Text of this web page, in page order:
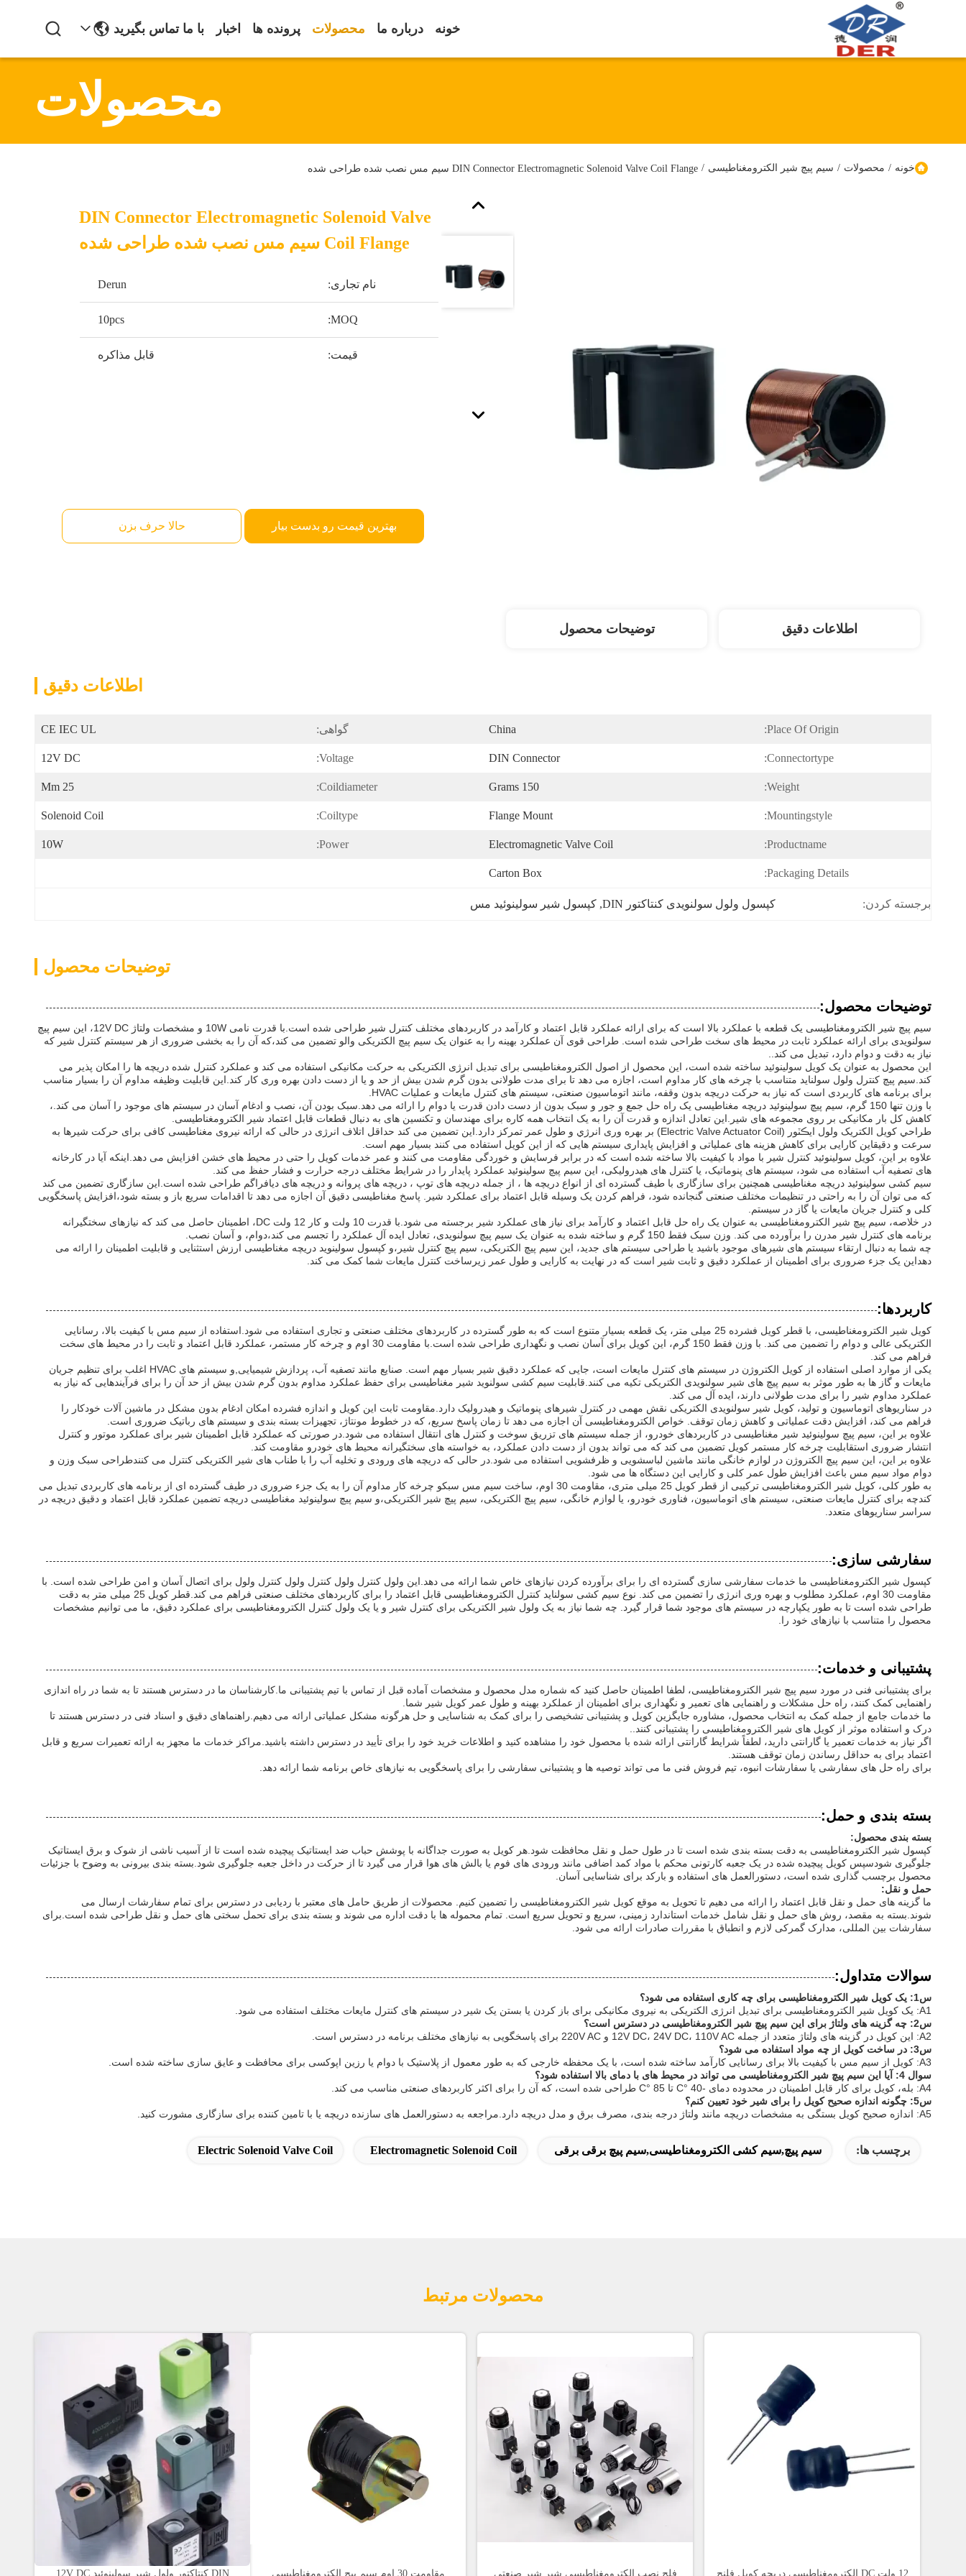
خونه درباره ما محصولات پرونده ها اخبار با ما تماس بگیرید
محصولات
خونه / محصولات / سیم پیچ شیر الکترومغناطیسی / DIN Connector Electromagnetic Solenoid Valve Coil Flange سیم مس نصب شده طراحی شده
DIN Connector Electromagnetic Solenoid Valve
Coil Flange سیم مس نصب شده طراحی شده
نام تجاری: Derun
MOQ:
10pcs
قیمت: قابل مذاکره
بهترین قیمت رو بدست بیار حالا حرف بزن
اطلاعات دقیق توضیحات محصول
اطلاعات دقیق
Place Of Origin:
China گواهی: CE IEC UL
Connectortype:
DIN Connector
Voltage:
12V DC
Weight:
150 Grams
Coildiameter:
25 Mm
Mountingstyle:
Flange Mount
Coiltype:
Solenoid Coil
Productname:
Electromagnetic Valve Coil
Power:
10W
Packaging Details:
Carton Box
برجسته کردن: کپسول ولول سولنویدی کنتاکتور DIN , کپسول شیر سولینوئید مس
توضیحات محصول
توضیحات محصول:
سیم پیچ شیر الکترومغناطیسی یک قطعه با عملکرد بالا است که برای ارائه عملکرد قابل اعتماد و کارآمد در کاربردهای مختلف کنترل شیر طراحی شده است.با قدرت نامی 10W و مشخصات ولتاژ 12V DC، این سیم پیچ
سولنویدی برای ارائه عملکرد ثابت در محیط های سخت طراحی شده است. طراحی قوی آن عملکرد بهینه را به عنوان یک سیم پیچ الکتریکی والو تضمین می کند،که آن را به بخشی ضروری از هر سیستم کنترل شیر که
نیاز به دقت و دوام دارد، تبدیل می کند..
این محصول به عنوان یک کویل سولینوئید ساخته شده است، این محصول از اصول الکترومغناطیسی برای تبدیل انرژی الکتریکی به حرکت مکانیکی استفاده می کند و عملکرد کنترل شده دریچه ها را امکان پذیر می
کند.سیم پیچ کنترل ولول سولناید متناسب با چرخه های کار مداوم است، اجازه می دهد تا برای مدت طولانی بدون گرم شدن بیش از حد و یا از دست دادن بهره وری کار کند.این قابلیت وظیفه مداوم آن را بسیار مناسب
برای برنامه های کاربردی است که نیاز به حرکت دریچه بدون وقفه، مانند اتوماسیون صنعتی، سیستم های کنترل مایعات و عملیات HVAC.
با وزن تنها 150 گرم، سیم پیچ سولینوئید دریچه مغناطیسی یک راه حل جمع و جور و سبک بدون از دست دادن قدرت یا دوام را ارائه می دهد.سبک بودن آن، نصب و ادغام آسان در سیستم های موجود را آسان می کند.،
کاهش کل بار مکانیکی بر روی مجموعه های شیر.این تعادل اندازه و قدرت آن را به یک انتخاب همه کاره برای مهندسان و تکنسین های به دنبال قطعات قابل اعتماد شیر الکترومغناطیسی.
طراحي کویل الکتريک ولول ايڪٽور (Electric Valve Actuator Coil) بر بهره وری انرژي و طول عمر تمرکز دارد.این تضمین می کند حداقل اتلاف انرژی در حالی که ارائه نیروی مغناطیسی کافی برای حرکت شیرها به
سرعت و دقیقاین کارایی برای کاهش هزینه های عملیاتی و افزایش پایداری سیستم هایی که از این کویل استفاده می کنند بسیار مهم است.
علاوه بر این، کویل سولینوئید کنترل شیر با مواد با کیفیت بالا ساخته شده است که در برابر فرسایش و خوردگی مقاومت می کنند و عمر خدمات کویل را حتی در محیط های خشن افزایش می دهد.اینکه آیا در کارخانه
های تصفیه آب استفاده می شود، سیستم های پنوماتیک، یا کنترل های هیدرولیکی، این سیم پیچ سولینوئید عملکرد پایدار را در شرایط مختلف درجه حرارت و فشار حفظ می کند.
سیم کشی سولینوئید دریچه مغناطیسی همچنین برای سازگاری با طیف گسترده ای از انواع دریچه ها ، از جمله دریچه های توپ ، دریچه های پروانه و دریچه های دیافراگم طراحی شده است.این سازگاری تضمین می کند
که می توان آن را به راحتی در تنظیمات مختلف صنعتی گنجانده شود، فراهم کردن یک وسیله قابل اعتماد برای عملکرد شیر. پاسخ مغناطیسی دقیق آن اجازه می دهد تا اقدامات سریع باز و بسته شود،افزایش پاسخگویی
کلی و کنترل جریان مایعات یا گاز در سیستم.
در خلاصه، سیم پیچ شیر الکترومغناطیسی به عنوان یک راه حل قابل اعتماد و کارآمد برای نیاز های عملکرد شیر برجسته می شود.با قدرت 10 ولت و کار 12 ولت DC، اطمینان حاصل می کند که نیازهای سختگیرانه
برنامه های کنترل شیر مدرن را برآورده می کند. وزن سبک فقط 150 گرم و ساخته شده به عنوان یک سیم پیچ سولنویدی، تعادل ایده آل عملکرد را تجسم می کند،دوام، و آسان نصب.
چه شما به دنبال ارتقاء سیستم های شیرهای موجود باشید یا طراحی سیستم های جدید، این سیم پیچ الکتریکی، سیم پیچ کنترل شیر،و کپسول سولینوید دریچه مغناطیسی ارزش استثنایی و قابلیت اطمینان را ارائه می
دهداین یک جزء ضروری برای اطمینان از عملکرد دقیق و ثابت شیر است که در نهایت به کارایی و طول عمر زیرساخت کنترل مایعات شما کمک می کند.
کاربردها:
کویل شیر الکترومغناطیسی، با قطر کویل فشرده 25 میلی متر، یک قطعه بسیار متنوع است که به طور گسترده در کاربردهای مختلف صنعتی و تجاری استفاده می شود.استفاده از سیم مس با کیفیت بالا، رسانایی
الکتریکی عالی و دوام را تضمین می کند. با وزن فقط 150 گرم، این کویل برای آسان نصب و نگهداری طراحی شده است.با مقاومت 30 اوم و چرخه کار مستمر، عملکرد قابل اعتماد و ثابت را در محیط های سخت
فراهم می کند.
یکی از موارد اصلی استفاده از کویل الکتروژن در سیستم های کنترل مایعات است، جایی که عملکرد دقیق شیر بسیار مهم است. صنایع مانند تصفیه آب، پردازش شیمیایی,و سیستم های HVAC اغلب برای تنظیم جریان
مایعات و گاز ها به طور موثر به سیم پیچ های شیر سولنویدی الکتریکی تکیه می کنند.قابلیت سیم کشی سولنوید شیر مغناطیسی برای حفظ عملکرد مداوم بدون گرم شدن بیش از حد آن را برای فرآیندهایی که نیاز به
عملکرد مداوم شیر را برای مدت طولانی دارند، ایده آل می کند.
در سناریوهای اتوماسیون و تولید، کویل شیر سولنویدی الکتریکی نقش مهمی در کنترل شیرهای پنوماتیک و هیدرولیک دارد.مقاومت ثابت این کویل و اندازه فشرده امکان ادغام بدون مشکل در ماشین آلات خودکار را
فراهم می کند، افزایش دقت عملیاتی و کاهش زمان توقف. خواص الکترومغناطیسی آن اجازه می دهد تا زمان پاسخ سریع، که در خطوط مونتاژ، تجهیزات بسته بندی و سیستم های رباتیک ضروری است.
علاوه بر این، سیم پیچ سولینوئید شیر مغناطیسی در کاربردهای خودرو، از جمله سیستم های تزریق سوخت و کنترل های انتقال استفاده می شود.در صورتی که عملکرد قابل اطمینان شیر برای عملکرد موتور و کنترل
انتشار ضروری استقابلیت چرخه کار مستمر کویل تضمین می کند که می تواند بدون از دست دادن عملکرد، به خواسته های سختگیرانه محیط های خودرو مقاومت کند.
علاوه بر این، این سیم پیچ الکتروژن در لوازم خانگی مانند ماشین لباسشویی و ظرفشویی استفاده می شود.در حالی که دریچه های ورودی و تخلیه آب را با طناب های شیر الکتریکی کنترل می کنندطراحی سبک وزن و
دوام مواد سیم مس باعث افزایش طول عمر کلی و کارایی این دستگاه ها می شود.
به طور کلی، کویل شیر الکترومغناطیسی ترکیبی از قطر کویل 25 میلی متری، مقاومت 30 اوم، ساخت سیم مس سبکو چرخه کار مداوم آن را به یک جزء ضروری در طیف گسترده ای از برنامه های کاربردی تبدیل می
کندچه برای کنترل مایعات صنعتی، سیستم های اتوماسیون، فناوری خودرو، یا لوازم خانگی، سیم پیچ الکتریکی، سیم پیچ شیر الکتریکی،و سیم پیچ سولینوئید مغناطیسی دریچه تضمین عملکرد قابل اعتماد و دقیق دریچه در
سراسر سناریوهای متعدد.
سفارشی سازی:
کپسول شیر الکترومغناطیسی ما خدمات سفارشی سازی گسترده ای را برای برآورده کردن نیازهای خاص شما ارائه می دهد.این ولول کنترل ولول کنترل ولول کنترل ولول برای اتصال آسان و امن طراحی شده است. با
مقاومت 30 اوم، عملکرد مطلوب و بهره وری انرژی را تضمین می کند. نوع سیم کشی سولناید کنترل الکترومغناطیسی قابل اعتماد را برای کاربردهای مختلف صنعتی فراهم می کند.قطر کویل 25 میلی متر به دقت
طراحی شده است تا به طور یکپارچه در سیستم های موجود شما قرار گیرد. چه شما نیاز به یک ولول شیر الکتریکی برای کنترل شیر و یا یک ولول کنترل الکترومغناطیسی برای عملکرد دقیق، ما می توانیم مشخصات
محصول را متناسب با نیازهای خود را.
پشتیبانی و خدمات:
برای پشتیبانی فنی در مورد سیم پیچ شیر الکترومغناطیسی، لطفا اطمینان حاصل کنید که شماره مدل محصول و مشخصات آماده قبل از تماس با تیم پشتیبانی ما.کارشناسان ما در دسترس هستند تا به شما در راه اندازی
راهنمایی کمک کنند، راه حل مشکلات و راهنمایی های تعمیر و نگهداری برای اطمینان از عملکرد بهینه و طول عمر کویل شیر شما.
ما خدمات جامع از جمله کمک به انتخاب محصول، مشاوره جایگزین کویل و پشتیبانی تشخیصی را برای کمک به شناسایی و حل هرگونه مشکل عملیاتی ارائه می دهیم.راهنماهای دقیق و اسناد فنی در دسترس هستند تا
درک و استفاده موثر از کویل های شیر الکترومغناطیسی را پشتیبانی کنند..
اگر نیاز به خدمات تعمیر یا گارانتی دارید، لطفاً شرایط گارانتی ارائه شده با محصول خود را مشاهده کنید و اطلاعات خرید خود را برای تأیید در دسترس داشته باشید.مراکز خدمات ما مجهز به ارائه تعمیرات سریع و قابل
اعتماد برای به حداقل رساندن زمان توقف هستند.
برای راه حل های سفارشی یا سفارشات انبوه، تیم فروش فنی ما می تواند توصیه ها و پشتیبانی سفارشی را برای پاسخگویی به نیازهای خاص برنامه شما ارائه دهد.
بسته بندی و حمل:
بسته بندی محصول:
کپسول شیر الکترومغناطیسی به دقت بسته بندی شده است تا در طول حمل و نقل محافظت شود.هر کویل به صورت جداگانه با پوشش حباب ضد ایستاتیک پیچیده شده است تا از آسیب ناشی از شوک و برق ایستاتیک
جلوگیری شودسپس کویل پیچیده شده در یک جعبه کارتونی محکم با مواد کمد اضافی مانند ورودی های فوم یا بالش های هوا قرار می گیرد تا از حرکت در داخل جعبه جلوگیری شود.بسته بندی بیرونی به وضوح با جزئیات
محصول برچسب گذاری شده است، دستورالعمل های استفاده و بارکد برای شناسایی آسان.
حمل و نقل:
ما گزینه های حمل و نقل قابل اعتماد را ارائه می دهیم تا تحویل به موقع کویل شیر الکترومغناطیسی را تضمین کنیم. محصولات از طریق حامل های معتبر با ردیابی در دسترس برای تمام سفارشات ارسال می
شوند.بسته به مقصد، روش های حمل و نقل شامل خدمات استاندارد زمینی، سریع و تحویل سریع است. تمام محموله ها با دقت اداره می شوند و بسته بندی برای تحمل سختی های حمل و نقل طراحی شده است.برای
سفارشات بین المللی، مدارک گمرکی لازم و انطباق با مقررات صادرات ارائه می شود.
سوالات متداول:
س1: یک کویل شیر الکترومغناطیسی برای چه کاری استفاده می شود؟
A1: یک کویل شیر الکترومغناطیسی برای تبدیل انرژی الکتریکی به نیروی مکانیکی برای باز کردن یا بستن یک شیر در سیستم های کنترل مایعات مختلف استفاده می شود.
س2: چه گزینه های ولتاژ برای این سیم پیچ شیر الکترومغناطیسی در دسترس است؟
A2: این کویل در گزینه های ولتاژ متعدد از جمله 12V DC، 24V DC، 110V AC و 220V AC برای پاسخگویی به نیازهای مختلف برنامه در دسترس است.
س3: در ساخت کویل از چه مواد استفاده می شود؟
A3: کویل از سیم مس با کیفیت بالا برای رسانایی کارآمد ساخته شده است، با یک محفظه خارجی که به طور معمول از پلاستیک با دوام یا رزین اپوکسی برای محافظت و عایق سازی ساخته شده است.
سوال 4: آیا این سیم پیچ شیر الکترومغناطیسی می تواند در محیط های با دمای بالا استفاده شود؟
A4: بله، کویل برای کار قابل اطمینان در محدوده دمای -40 °C تا 85 °C طراحی شده است، که آن را برای اکثر کاربردهای صنعتی مناسب می کند.
س5: چگونه اندازه صحیح کویل را برای شیر خود تعیین کنم؟
A5: اندازه صحیح کویل بستگی به مشخصات دریچه مانند ولتاژ درجه بندی، مصرف برق و مدل دریچه دارد.مراجعه به دستورالعمل های سازنده دریچه یا با تامین کننده برای سازگاری مشورت کنید.
برچسب ها: سیم پیچ,سیم کشی الکترومغناطیسی,سیم پیچ برقی برقی Electromagnetic Solenoid Coil
Electric Solenoid Valve Coil
محصولات مرتبط
12 ولت DC الکترومغناطیسی دریچه کویل فلنج فلج نصب الکترومغناطیسی شیر شیر صنعتی مقاومت 30 اوم سیم پیچ الکترومغناطیسی DIN کنتاکتور ولول شیر سولینوئید 12V DC